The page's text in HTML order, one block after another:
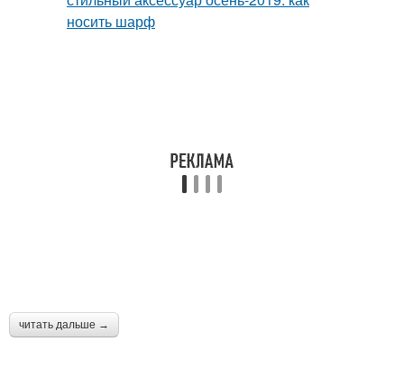
читать дальше →